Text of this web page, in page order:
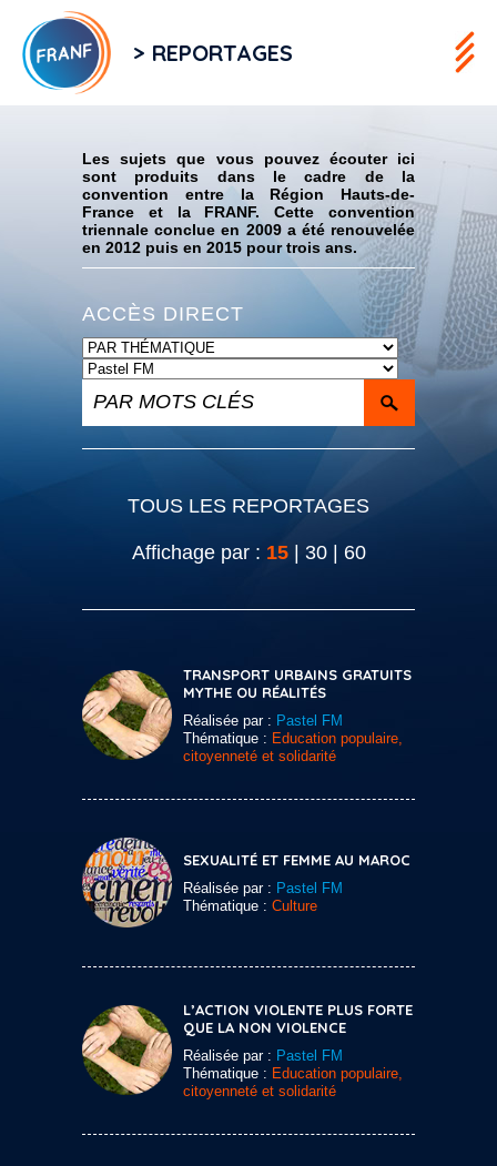
> REPORTAGES
Les sujets que vous pouvez écouter ici
sont produits dans le cadre de la
convention entre la Région Hauts-de-
France et la FRANF. Cette convention
triennale conclue en 2009 a été renouvelée
en 2012 puis en 2015 pour trois ans.
ACCÈS DIRECT
TOUS LES REPORTAGES
Affichage par : 15| 30| 60
TRANSPORT URBAINS GRATUITS
MYTHE OU RÉALITÉS
Réalisée par : Pastel FM
Thématique : Education populaire,
citoyenneté et solidarité
SEXUALITÉ ET FEMME AU MAROC
Réalisée par : Pastel FM
Thématique : Culture
L’ACTION VIOLENTE PLUS FORTE
QUE LA NON VIOLENCE
Réalisée par : Pastel FM
Thématique : Education populaire,
citoyenneté et solidarité